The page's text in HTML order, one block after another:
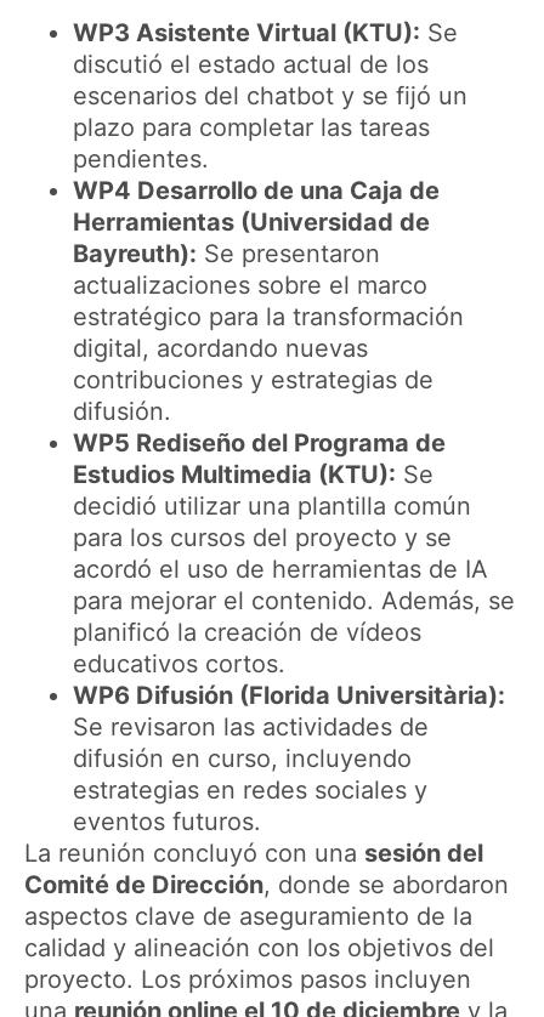
WP3 Asistente Virtual (KTU): Se
discutió el estado actual de los
escenarios del chatbot y se fijó un
plazo para completar las tareas
pendientes.
WP4 Desarrollo de una Caja de
Herramientas (Universidad de
Bayreuth): Se presentaron
actualizaciones sobre el marco
estratégico para la transformación
digital, acordando nuevas
contribuciones y estrategias de
difusión.
WP5 Rediseño del Programa de
Estudios Multimedia (KTU): Se
decidió utilizar una plantilla común
para los cursos del proyecto y se
acordó el uso de herramientas de IA
para mejorar el contenido. Además, se
planificó la creación de vídeos
educativos cortos.
WP6 Difusión (Florida Universitària):
Se revisaron las actividades de
difusión en curso, incluyendo
estrategias en redes sociales y
eventos futuros.
La reunión concluyó con una sesión del
Comité de Dirección, donde se abordaron
aspectos clave de aseguramiento de la
calidad y alineación con los objetivos del
proyecto. Los próximos pasos incluyen
una reunión online el 10 de diciembre y la